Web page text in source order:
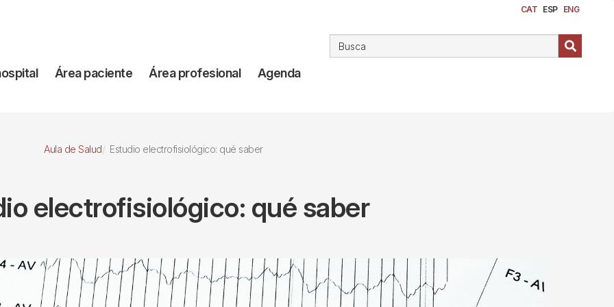
CAT ESP ENG
Área paciente Área profesional Agenda
Aula de Salud Estudio electrofisiológico: qué saber
electrofisiológico: qué saber